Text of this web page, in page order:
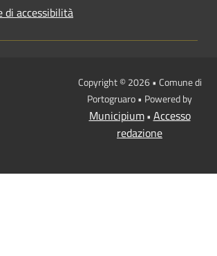
di accessibilità
Copyright © 2026 • Comune di
Portogruaro • Powered by
Municipium• Accesso
redazione